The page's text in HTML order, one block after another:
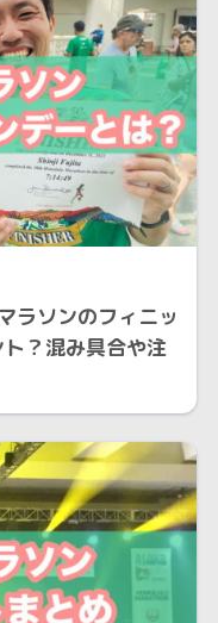
ラソンのフィニッ
？混み具合や注